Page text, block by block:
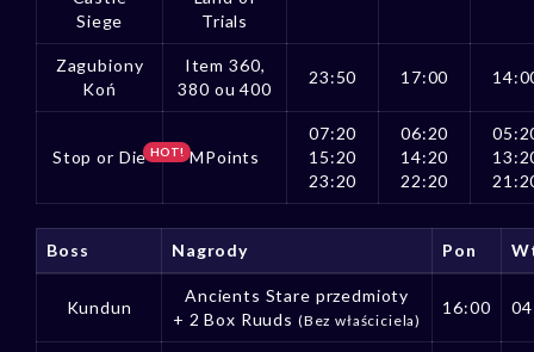
Siege
Trials
Zagubiony
Koń
Item 360,
380 ou 400
23:50 17:00
Stop or Die HOT! MPoints
07:20
15:20
23:20
06:20
14:20
22:20
Boss Nagrody Pon
Kundun
Ancients Stare przedmioty
+ 2 Box Ruuds (Bez właściciela)
16:00